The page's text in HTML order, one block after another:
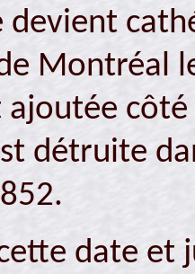
devient
Montréal
ajoutée
détruite
date et